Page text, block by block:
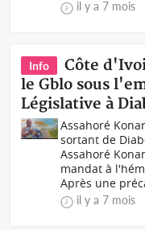
il y a 7 mois
Info
Côte
le Gblo sous
Législative à
Assahoré
sortant de
Assahoré
mandat à
Après une
il y a 7 mois